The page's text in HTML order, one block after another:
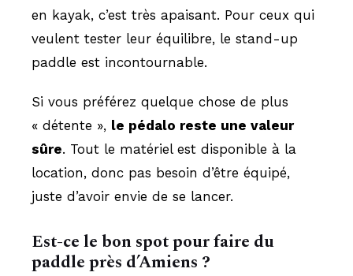
en kayak, c’est très apaisant. Pour ceux qui
veulent tester leur équilibre, le stand-up
paddle est incontournable.
Si vous préférez quelque chose de plus
« détente », le pédalo reste une valeur
sûre. Tout le matériel est disponible à la
location, donc pas besoin d’être équipé,
juste d’avoir envie de se lancer.
Est-ce le bon spot pour faire du
paddle près d’Amiens ?